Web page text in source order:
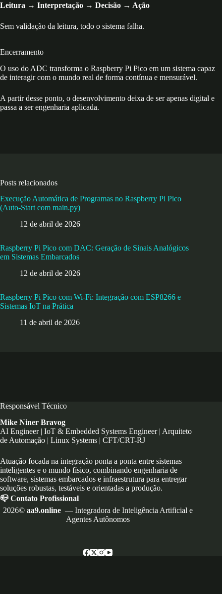
Leitura → Interpretação → Decisão → Ação
Sem validação da leitura, todo o sistema falha.
Encerramento
O uso do ADC transforma o Raspberry Pi Pico em um sistema capaz
de interagir com o mundo real de forma contínua e mensurável.
A partir desse ponto, o desenvolvimento deixa de ser apenas digital e
passa a ser engenharia aplicada.
Posts relacionados
Execução Automática de Programas no Raspberry Pi Pico
(Auto-Start com main.py)
12 de abril de 2026
Raspberry Pi Pico com DAC: Geração de Sinais Analógicos
em Sistemas Embarcados
12 de abril de 2026
Raspberry Pi Pico com Wi-Fi: Integração com ESP8266 e
Sistemas IoT na Prática
11 de abril de 2026
Responsável Técnico
Mike Niner Bravog
AI Engineer | IoT & Embedded Systems Engineer | Arquiteto
de Automação | Linux Systems | CFT/CRT-RJ
Atuação focada na integração ponta a ponta entre sistemas
inteligentes e o mundo físico, combinando engenharia de
software, sistemas embarcados e infraestrutura para entregar
soluções robustas, testáveis e orientadas a produção.
📪 Contato Profissional
2026© aa9.online— Integradora de Inteligência Artificial e
Agentes Autônomos